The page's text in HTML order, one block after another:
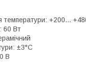
температури: +200...
60 Вт
±3°C
В